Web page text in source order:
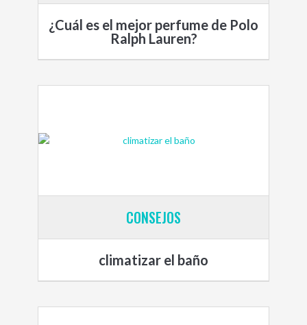
¿Cuál es el mejor perfume de Polo
Ralph Lauren?
CONSEJOS
climatizar el baño